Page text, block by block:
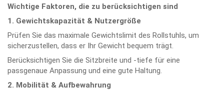
Wichtige Faktoren, die zu berücksichtigen sind
1. Gewichtskapazität & Nutzergröße
Prüfen Sie das maximale Gewichtslimit des Rollstuhls, um
sicherzustellen, dass er Ihr Gewicht bequem trägt.
Berücksichtigen Sie die Sitzbreite und -tiefe für eine
passgenaue Anpassung und eine gute Haltung.
2. Mobilität & Aufbewahrung